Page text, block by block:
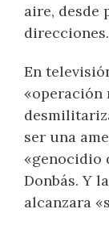
aire, desde
direcciones.
En
«operación
ser una
«genocidio
Donbás. Y
alcanzara